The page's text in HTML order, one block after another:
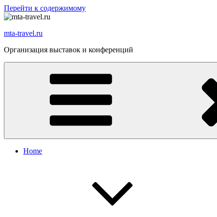
Перейти к содержимому
mta-travel.ru
Организация выставок и конференций
Home